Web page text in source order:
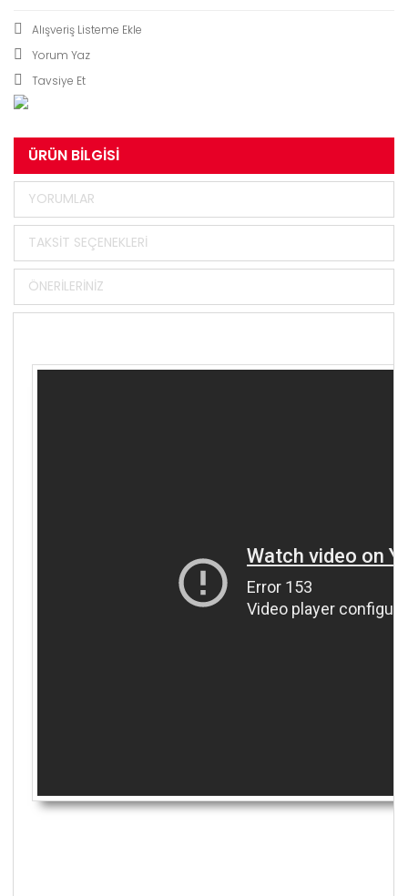
Yorum Yaz
Tavsiye Et
ÜRÜN BILGISI
YORUMLAR
TAKSIT SEÇENEKLERI
ÖNERILERINIZ